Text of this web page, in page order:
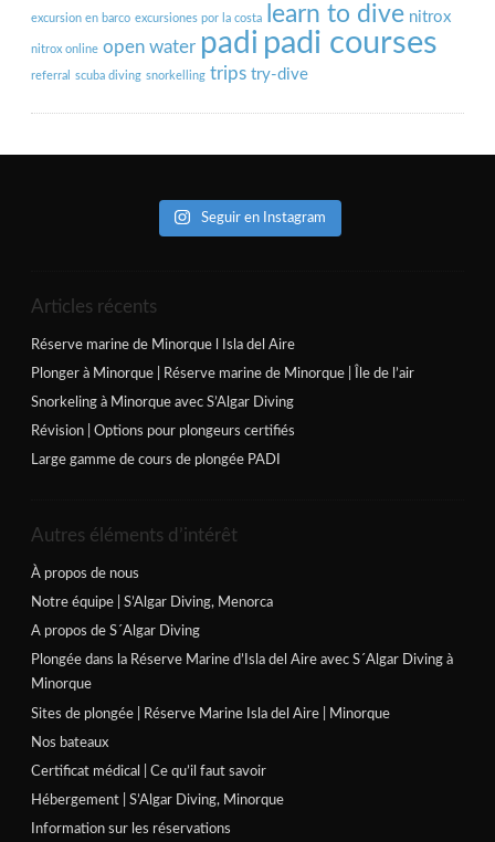
excursion en barco excursiones por la costa learn to dive nitrox
nitrox online open water padi padi courses
referral scuba diving snorkelling trips try-dive
Seguir en Instagram
Articles récents
Réserve marine de Minorque l Isla del Aire
Plonger à Minorque | Réserve marine de Minorque | Île de l’air
Snorkeling à Minorque avec S’Algar Diving
Révision | Options pour plongeurs certifiés
Large gamme de cours de plongée PADI
Autres éléments d’intérêt
À propos de nous
Notre équipe | S’Algar Diving, Menorca
A propos de S´Algar Diving
Plongée dans la Réserve Marine d’Isla del Aire avec S´Algar Diving à
Minorque
Sites de plongée | Réserve Marine Isla del Aire | Minorque
Nos bateaux
Certificat médical | Ce qu’il faut savoir
Hébergement | S’Algar Diving, Minorque
Information sur les réservations